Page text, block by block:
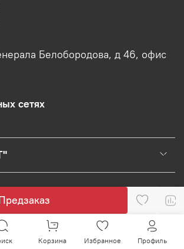
Белобородова, д 46, офис
сетях
Корзина Избранное Профиль